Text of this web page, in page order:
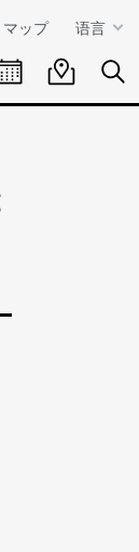
ップ 语言
イベントカレン
イベント
検